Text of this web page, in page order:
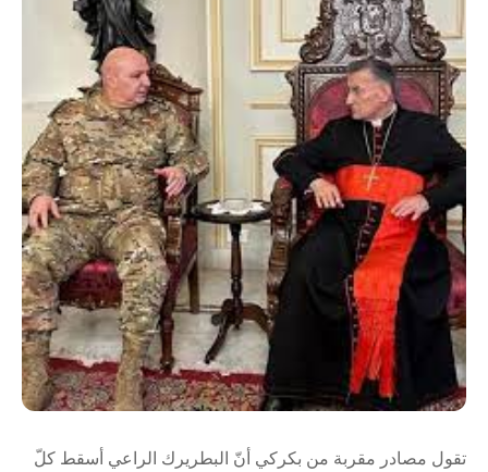
تقول مصادر مقربة من بكركي أنّ البطريرك الراعي أسقط كلّ